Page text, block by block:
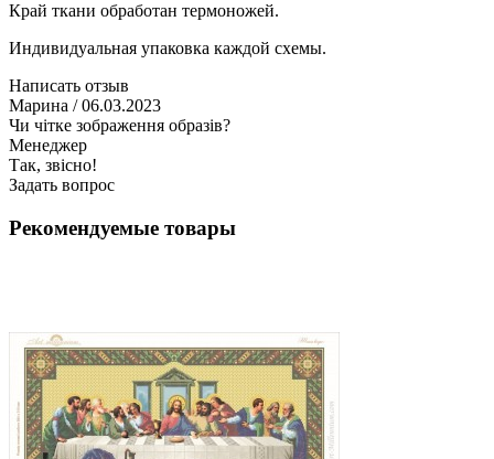
Край ткани обработан термоножей.
Индивидуальная упаковка каждой схемы.
Написать отзыв
Марина / 06.03.2023
Чи чітке зображення образів?
Менеджер
Так, звісно!
Задать вопрос
Рекомендуемые товары